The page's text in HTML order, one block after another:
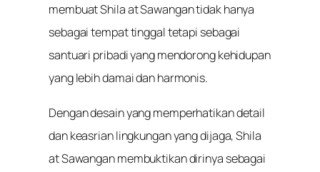
membuat Shila at Sawangan tidak hanya
sebagai tempat tinggal tetapi sebagai
santuari pribadi yang mendorong kehidupan
yang lebih damai dan harmonis.
Dengan desain yang memperhatikan detail
dan keasrian lingkungan yang dijaga, Shila
at Sawangan membuktikan dirinya sebagai